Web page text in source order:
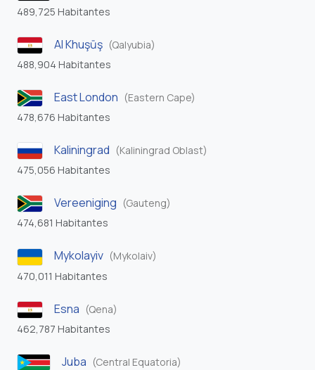
489,725 Habitantes
Al Khuşūş (Qalyubia)
488,904 Habitantes
East London (Eastern Cape)
478,676 Habitantes
Kaliningrad (Kaliningrad Oblast)
475,056 Habitantes
Vereeniging (Gauteng)
474,681 Habitantes
Mykolayiv (Mykolaiv)
470,011 Habitantes
Esna (Qena)
462,787 Habitantes
Juba (Central Equatoria)